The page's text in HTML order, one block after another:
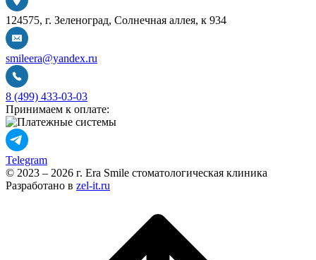
124575, г. Зеленоград, Солнечная аллея, к 934
smileera@yandex.ru
8 (499) 433-03-03
Принимаем к оплате:
Telegram
© 2023 – 2026 г. Era Smile стоматологическая клиника
Разработано в zel-it.ru